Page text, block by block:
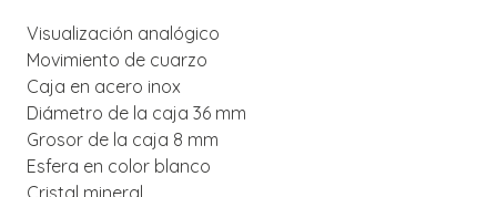
Visualización analógico
Movimiento de cuarzo
Caja en acero inox
Diámetro de la caja 36 mm
Grosor de la caja 8 mm
Esfera en color blanco
Cristal mineral